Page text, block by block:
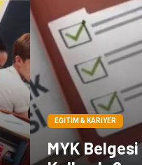
EĞITIM & KARIYER
MYK